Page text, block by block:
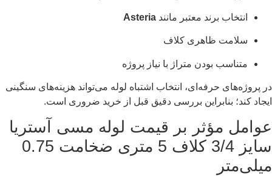
انتخاب برند معتبر مانند Asteria
سلامت ظاهری کلاف
متناسب بودن متراژ با نیاز پروژه
در پروژه‌های حرفه‌ای، انتخاب اشتباه لوله می‌تواند هزینه‌های سنگینی
ایجاد کند؛ بنابراین بررسی دقیق قبل از خرید ضروری است.
عوامل مؤثر بر قیمت لوله مسی آستریا
سایز 3/4 کلاف 5 متری ضخامت 0.75
میلی‌متر